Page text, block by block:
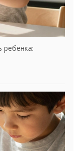
ребенка: